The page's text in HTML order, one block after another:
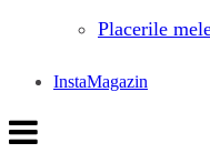
Placerile
InstaMagazin